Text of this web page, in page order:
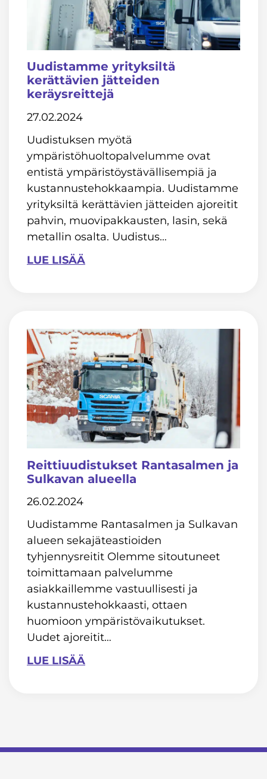
Uudistamme yrityksiltä
kerättävien jätteiden
keräysreittejä
27.02.2024
Uudistuksen myötä
ympäristöhuoltopalvelumme ovat
entistä ympäristöystävällisempiä ja
kustannustehokkaampia. Uudistamme
yrityksiltä kerättävien jätteiden ajoreitit
pahvin, muovipakkausten, lasin, sekä
metallin osalta. Uudistus…
LUE LISÄÄ
Reittiuudistukset Rantasalmen ja
Sulkavan alueella
26.02.2024
Uudistamme Rantasalmen ja Sulkavan
alueen sekajäteastioiden
tyhjennysreitit Olemme sitoutuneet
toimittamaan palvelumme
asiakkaillemme vastuullisesti ja
kustannustehokkaasti, ottaen
huomioon ympäristövaikutukset.
Uudet ajoreitit…
LUE LISÄÄ